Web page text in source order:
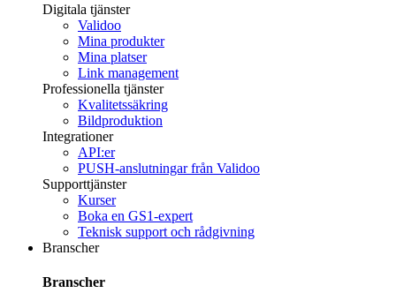
Digitala tjänster
Validoo
Mina produkter
Mina platser
Link management
Professionella tjänster
Kvalitetssäkring
Bildproduktion
Integrationer
API:er
PUSH-anslutningar från Validoo
Supporttjänster
Kurser
Boka en GS1-expert
Teknisk support och rådgivning
Branscher
Branscher